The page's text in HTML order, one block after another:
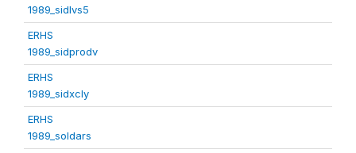
1989_sidlvs5
ERHS
1989_sidprodv
ERHS
1989_sidxcly
ERHS
1989_soldars